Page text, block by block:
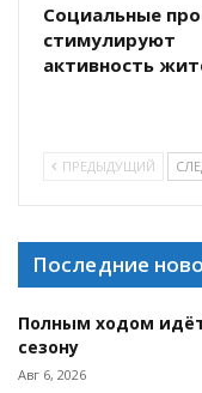
Социальные
стимулируют
активность
ПРЕДЫДУЩИЙ
Последние
Полным ходом
сезону
Авг 6, 2026